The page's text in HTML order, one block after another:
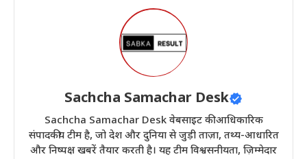
Sachcha Samachar Desk
Sachcha Samachar Desk वेबसाइट की आधिकारिक
संपादकीय टीम है, जो देश और दुनिया से जुड़ी ताज़ा, तथ्य-आधारित
और निष्पक्ष खबरें तैयार करती है। यह टीम विश्वसनीयता, ज़िम्मेदार